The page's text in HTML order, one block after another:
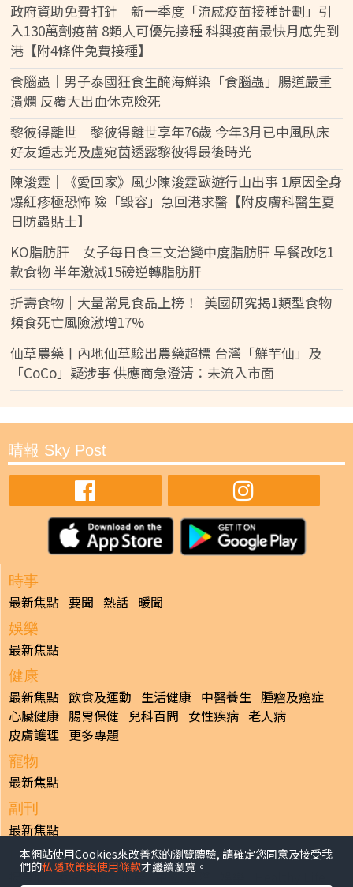
政府資助免費打針｜新一季度「流感疫苗接種計劃」引
入130萬劑疫苗 8類人可優先接種 科興疫苗最快月底先到
港【附4條件免費接種】
食腦蟲｜男子泰國狂食生醃海鮮染「食腦蟲」腸道嚴重
潰爛 反覆大出血休克險死
黎彼得離世｜黎彼得離世享年76歲 今年3月已中風臥床
好友鍾志光及盧宛茵透露黎彼得最後時光
陳浚霆｜《愛回家》風少陳浚霆歐遊行山出事 1原因全身
爆紅疹極恐怖 險「毀容」急回港求醫【附皮膚科醫生夏
日防蟲貼士】
KO脂肪肝｜女子每日食三文治變中度脂肪肝 早餐改吃1
款食物 半年激減15磅逆轉脂肪肝
折壽食物｜大量常見食品上榜！ 美國研究揭1類型食物
頻食死亡風險激增17%
仙草農藥丨內地仙草驗出農藥超標 台灣「鮮芋仙」及
「CoCo」疑涉事 供應商急澄清：未流入市面
晴報 Sky Post
時事
最新焦點 要聞 熱話 暖聞
娛樂
最新焦點
健康
最新焦點 飲食及運動 生活健康 中醫養生 腫瘤及癌症
心臟健康 腸胃保健 兒科百問 女性疾病 老人病
皮膚護理 更多專題
寵物
最新焦點
副刊
最新焦點
日報
揭頁版 港聞 財經/地產 中國/國際
本網站使用Cookies來改善您的瀏覽體驗, 請確定您同意及接受我
們的私隱政策與使用條款才繼續瀏覽。